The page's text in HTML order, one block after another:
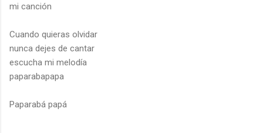
mi canción
Cuando quieras olvidar
nunca dejes de cantar
escucha mi melodía
paparabapapa
Paparabá papá